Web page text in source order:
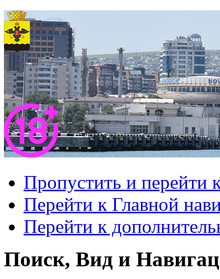
Пропустить и перейти
Перейти к Главной
Перейти к
Поиск, Вид и